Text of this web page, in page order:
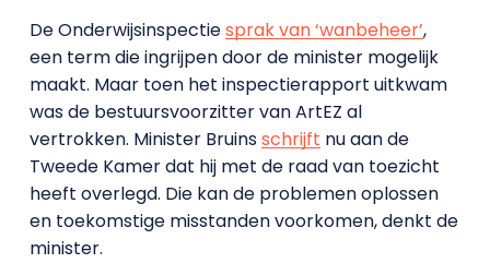
De Onderwijsinspectiesprak van ‘wanbeheer’,
een term die ingrijpen door de minister mogelijk
maakt. Maar toen het inspectierapport uitkwam
was de bestuursvoorzitter van ArtEZ al
vertrokken. Minister Bruinsschrijft nu aan de
Tweede Kamer dat hij met de raad van toezicht
heeft overlegd. Die kan de problemen oplossen
en toekomstige misstanden voorkomen, denkt de
minister.